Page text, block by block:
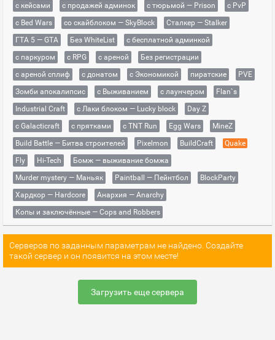
с кейсами
с продажей админок с тюрьмой — Prison
с PvP
с Bed Wars
со скайблоком — SkyBlock
Сталкер — Stalker
ГТА 5 — GTA
Без WhiteList
с бесплатной админкой
с паркуром
с RPG с ареной
Без регистрации
с ареной сплиф
с донатом с Экономикой пиратские
PVE
Зомби апокалипсис
с Выживанием с лаунчером
Flan`s
Industrial Craft
с Лаки блоком — Lucky block
Day Z
с Galacticraft
с прятками с TNT Run Egg Wars
MineZ
Build Battle — Битва строителей
Pixelmon BuildCraft
Quake
Fly
Hi-Tech
Бомж — выживание бомжа
Murder mystery — Маньяк
Paintball — Пейнтбол
BlockParty
Хардкор — Hardcore
Анархия — Anarchy
Копы и заключённые — Cops and Robbers
Серверов по заданным параметрам не найдено. Создайте
такой сервер и он появится на этом месте!
Загрузить еще сервера